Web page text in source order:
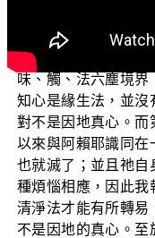
變生，有著眼、耳
質色身的第七識意
味、觸、法六塵境
知心是緣生法，並沒
對不是因地真心。而
以來與阿賴耶識同在
也就滅了；並且祂自
種煩惱相應，因此我
清淨法才能有所轉易
不是因地的真心。至